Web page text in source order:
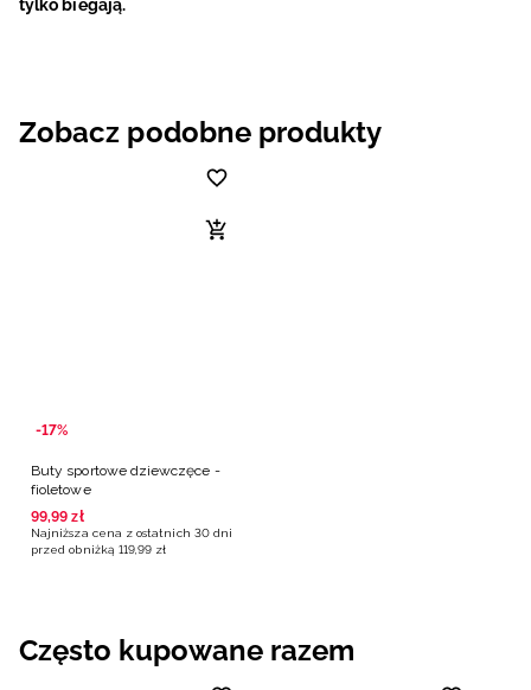
tylko biegają.
Zobacz podobne produkty
-17%
Buty sportowe dziewczęce -
fioletowe
99,99 zł
Najniższa cena z ostatnich 30 dni
przed obniżką 119,99 zł
Często kupowane razem